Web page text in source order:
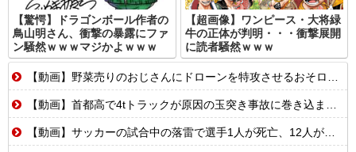
【驚愕】ドラゴンボール作者の
鳥山明さん、衝撃の暴露にファ
ン騒然ｗｗｗマジかよｗｗｗ
【超画像】ワンピース・大将緑
牛の正体が判明・・・衝撃展開
に読者騒然ｗｗｗ
【動画】野菜売りのおじさんにドローンを特攻させるおそロシア。
【動画】首都高で4tトラックが原因の玉突き事故に巻き込まれた軽バンの車載。
【動画】サッカーの試合中の落雷で選手1人が死亡、12人が負傷した事故。